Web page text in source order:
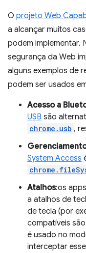
O projeto Web
a alcançar muitos
podem implementar.
segurança da Web
alguns exemplos de
podem ser usados
Acesso a
USB são
chrome.usb ,
System Access
Atalhos:os
a atalhos de
de tecla (por
compatíveis
é usado no
interceptar